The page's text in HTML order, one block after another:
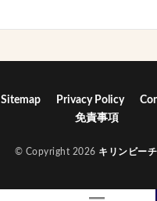
Sitemap Privacy Policy
免責事項
© Copyright 2026 キリンビー